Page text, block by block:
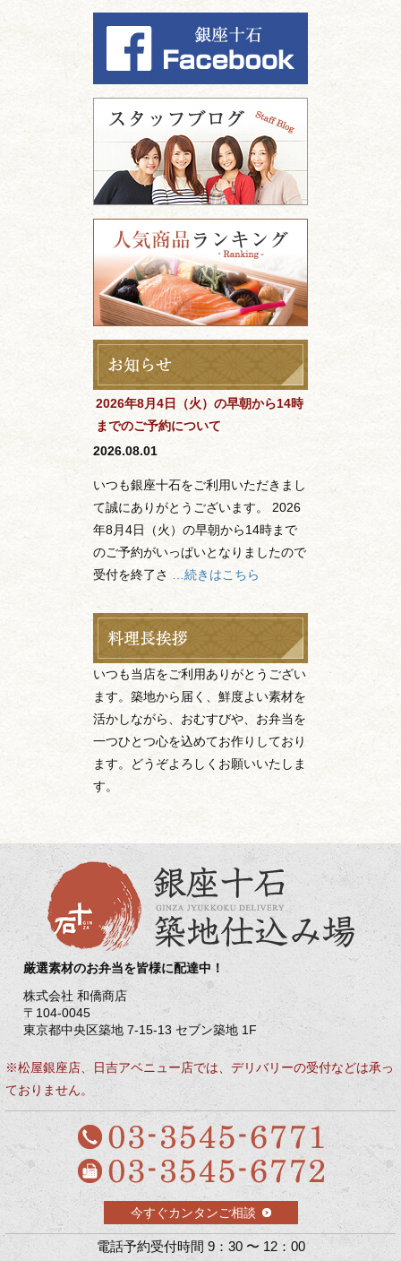
2026年8月4日（火）の早朝から14時
までのご予約について
2026.08.01
いつも銀座十石をご利用いただきまし
て誠にありがとうございます。 2026
年8月4日（火）の早朝から14時まで
のご予約がいっぱいとなりましたので
受付を終了さ
…続きはこちら
いつも当店をご利用ありがとうござい
ます。築地から届く、鮮度よい素材を
活かしながら、おむすびや、お弁当を
一つひとつ心を込めてお作りしており
ます。どうぞよろしくお願いいたしま
す。
厳選素材のお弁当を皆様に配達中！
株式会社 和僑商店
〒104-0045
東京都中央区築地 7-15-13 セブン築地 1F
※松屋銀座店、日吉アベニュー店では、デリバリーの受付などは承っ
ておりません。
今すぐカンタンご相談
電話予約受付時間 9：30 〜 12：00